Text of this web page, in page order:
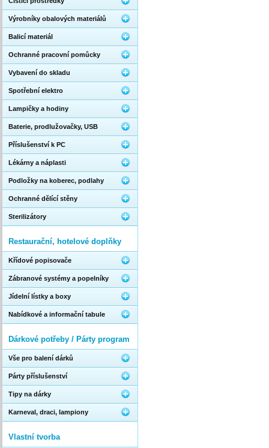
Výrobníky obalových materiálů
Balicí materiál
Ochranné pracovní pomůcky
Vybavení do skladu
Spotřební elektro
Lampičky a hodiny
Baterie, prodlužovačky, USB
Příslušenství k PC
Lékárny a náplasti
Podložky na koberec, podlahy
Ochranné dělící stěny
Sterilizátory
Restaurační, hotelové doplňky
Křídové popisovače
Zábranové systémy a popelníky
Jídelní lístky a boxy
Nabídkové a informační tabule
Dárkové potřeby / Párty program
Vše pro balení dárků
Párty příslušenství
Tipy na dárky
Karneval, draci, lampiony
Vlastní tvorba